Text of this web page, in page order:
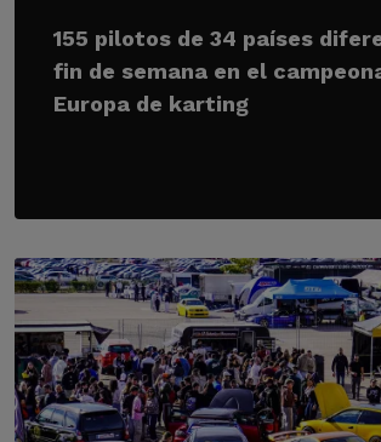
155 pilotos de 34 países
fin de semana en el
Europa de karting